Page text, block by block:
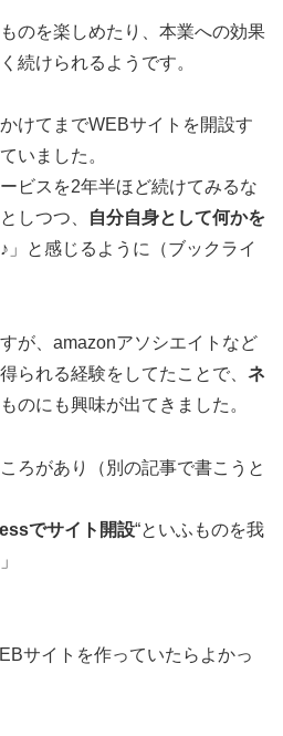
のを楽しめたり、本業への効果
続けられるようです。
けてまでWEBサイトを開設す
いました。
ビスを2年半ほど続けてみるな
しつつ、
自分自身として何かを
」と感じるように（ブックライ
が、amazonアソシエイトなど
られる経験をしてたことで、 ネ
のにも興味が出てきました。
ろがあり（別の記事で書こうと
でサイト開設“といふものを我
サイトを作っていたらよかっ